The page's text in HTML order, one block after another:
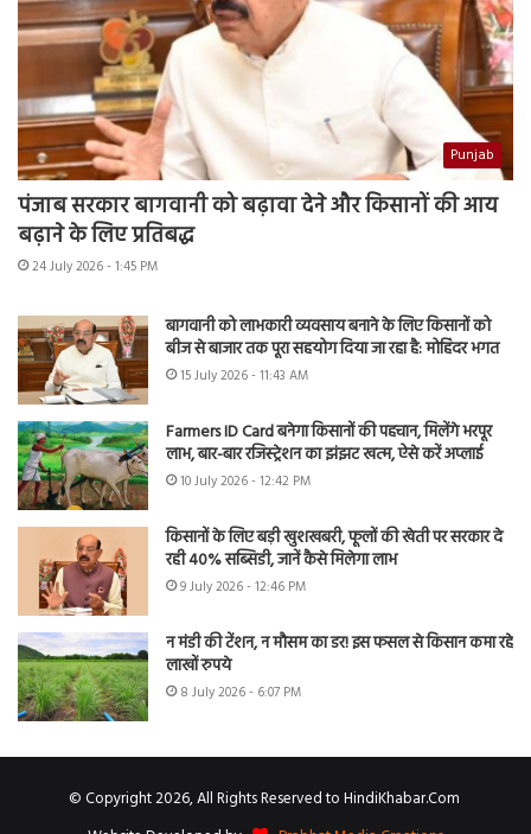
Punjab
पंजाब सरकार बागवानी को बढ़ावा देने और किसानों की आय
बढ़ाने के लिए प्रतिबद्ध
24 July 2026 - 1:45 PM
बागवानी को लाभकारी व्यवसाय बनाने के लिए किसानों को
बीज से बाजार तक पूरा सहयोग दिया जा रहा है: मोहिंदर भगत
15 July 2026 - 11:43 AM
Farmers ID Card बनेगा किसानों की पहचान, मिलेंगे भरपूर
लाभ, बार-बार रजिस्ट्रेशन का झंझट खत्म, ऐसे करें अप्लाई
10 July 2026 - 12:42 PM
किसानों के लिए बड़ी खुशखबरी, फूलों की खेती पर सरकार दे
रही 40% सब्सिडी, जानें कैसे मिलेगा लाभ
9 July 2026 - 12:46 PM
न मंडी की टेंशन, न मौसम का डर! इस फसल से किसान कमा रहे
लाखों रुपये
8 July 2026 - 6:07 PM
© Copyright 2026, All Rights Reserved to HindiKhabar.Com